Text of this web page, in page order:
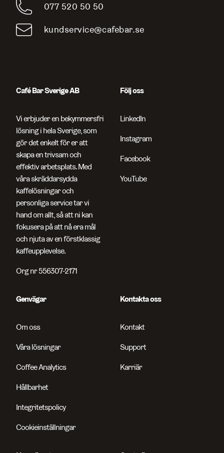
077 520 50 50
kundservice@cafebar.se
Café Bar Sverige AB
Vi erbjuder en bekymmersfri
lösning i hela Sverige, som
gör det enkelt för er att
skapa en trivsam och
effektiv arbetsplats. Med
våra skräddarsydda
kaffelösningar och
personliga service tar vi
hand om allt, så att ni kan
fokusera på att nå era mål
och njuta av en förstklassig
kaffeupplevelse.
Org nr 556307-2171
Följ oss
LinkedIn
Instagram
Facebook
YouTube
Genvägar
Om oss
Våra lösningar
Coffee Analytics
Hållbarhet
Integritetspolicy
Cookieinställningar
Kontakta oss
Kontakt
Support
Karriär